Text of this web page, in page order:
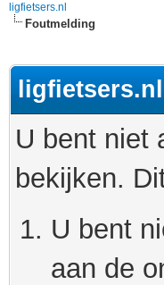
ligfietsers.nl
Foutmelding
ligfietsers.nl
U bent niet
bekijken.
U bent
aan de